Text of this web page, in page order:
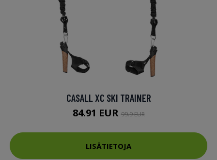
CASALL XC SKI TRAINER
84.91 EUR99.9 EUR
LISÄTIETOJA